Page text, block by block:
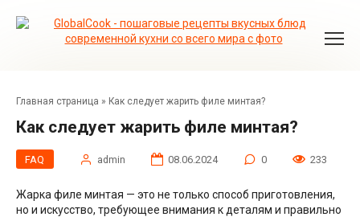
Главная страница » Как следует жарить филе минтая?
Как следует жарить филе минтая?
FAQ admin 08.06.2024 0 233
Жарка филе минтая — это не только способ приготовления,
но и искусство, требующее внимания к деталям и правильно